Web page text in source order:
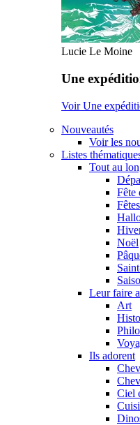
Lucie Le Moine
Une
Voir Une
Nouveautés
Voir les
Listes
Tout au
Fête
Noël
Leur faire
Art
Ils adorent
Ciel